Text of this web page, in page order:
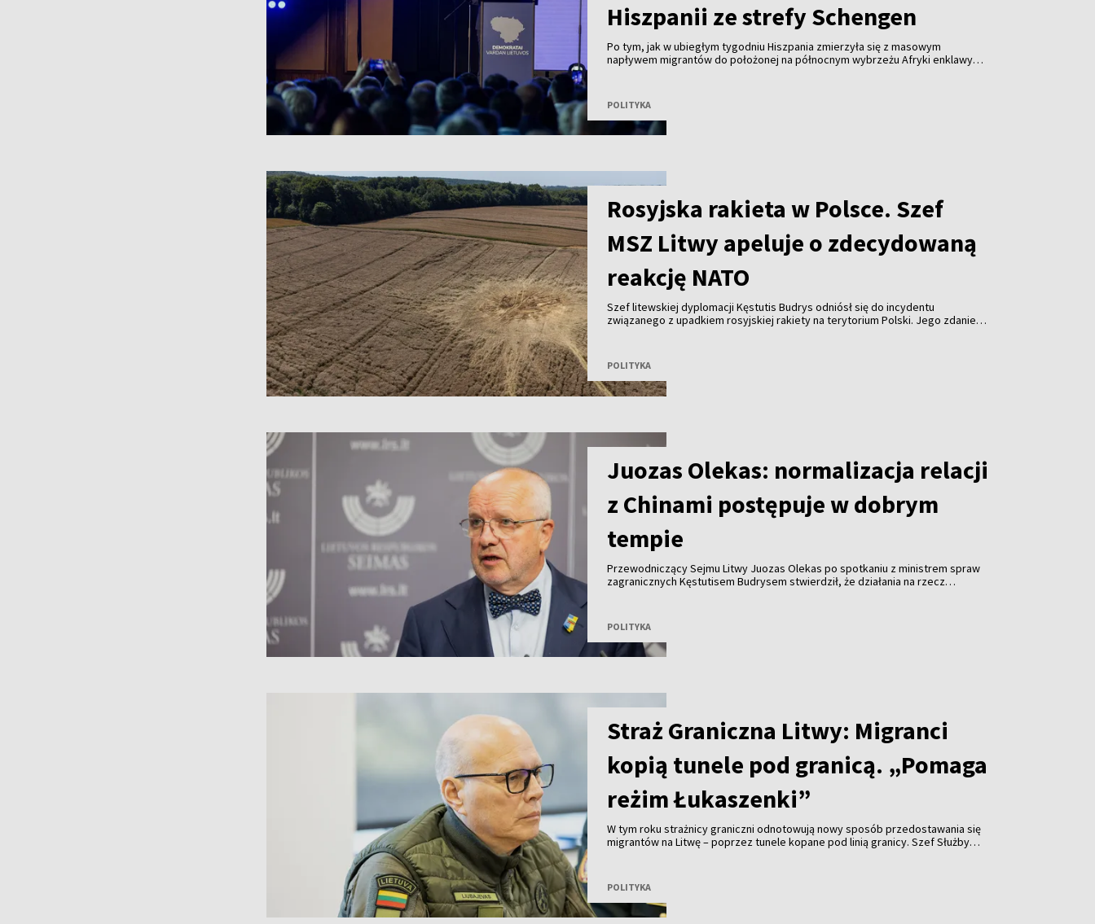
Hiszpanii ze strefy Schengen
Po tym, jak w ubiegłym tygodniu Hiszpania zmierzyła się z masowym
napływem migrantów do położonej na północnym wybrzeżu Afryki enklawy
strefy Schengen są przejawem populizmu.
POLITYKA
Rosyjska rakieta w Polsce. Szef
MSZ Litwy apeluje o zdecydowaną
reakcję NATO
Szef litewskiej dyplomacji Kęstutis Budrys odniósł się do incydentu
związanego z upadkiem rosyjskiej rakiety na terytorium Polski. Jego zdaniem
przyjąć bardziej stanowcze stanowisko wobec Rosji.
POLITYKA
Juozas Olekas: normalizacja relacji
z Chinami postępuje w dobrym
tempie
Przewodniczący Sejmu Litwy Juozas Olekas po spotkaniu z ministrem spraw
zagranicznych Kęstutisem Budrysem stwierdził, że działania na rzecz
POLITYKA
Straż Graniczna Litwy: Migranci
kopią tunele pod granicą. „Pomaga
reżim Łukaszenki”
W tym roku strażnicy graniczni odnotowują nowy sposób przedostawania się
migrantów na Litwę – poprzez tunele kopane pod linią granicy. Szef Służby
funkcjonariusze białoruskiego reżimu.
POLITYKA